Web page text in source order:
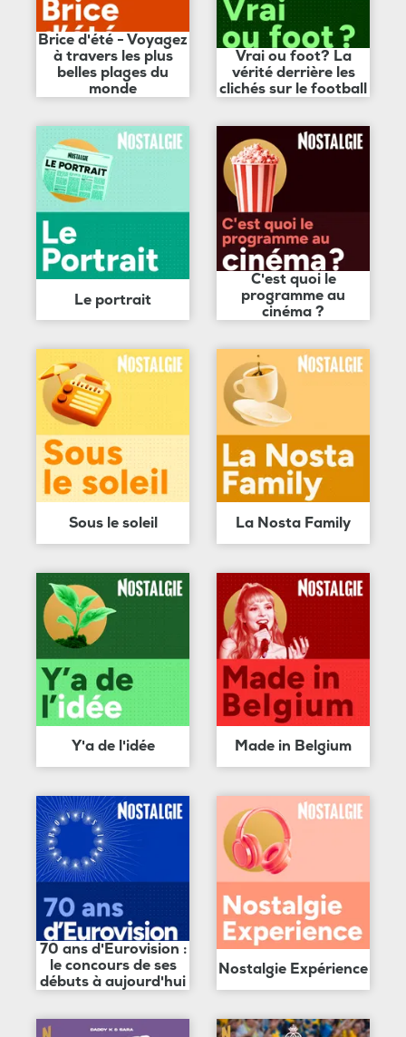
Brice d'été - Voyagez
à travers les plus
belles plages du
monde
Vrai ou foot? La
vérité derrière les
clichés sur le football
Le portrait
C'est quoi le
programme au
cinéma ?
Sous le soleil La Nosta Family
Y'a de l'idée Made in Belgium
70 ans d'Eurovision :
le concours de ses
débuts à aujourd'hui
Nostalgie Expérience